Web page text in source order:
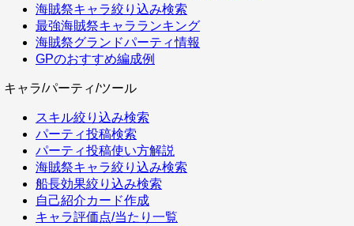
海賊祭キャラ絞り込み検索
最強海賊祭キャラランキング
海賊祭グランドパーティ情報
GPのおすすめ編成例
キャラ/パーティ/ツール
スキル絞り込み検索
パーティ投稿検索
パーティ投稿使い方解説
海賊祭キャラ絞り込み検索
船長効果絞り込み検索
自己紹介カード作成
キャラ評価点/当たり一覧